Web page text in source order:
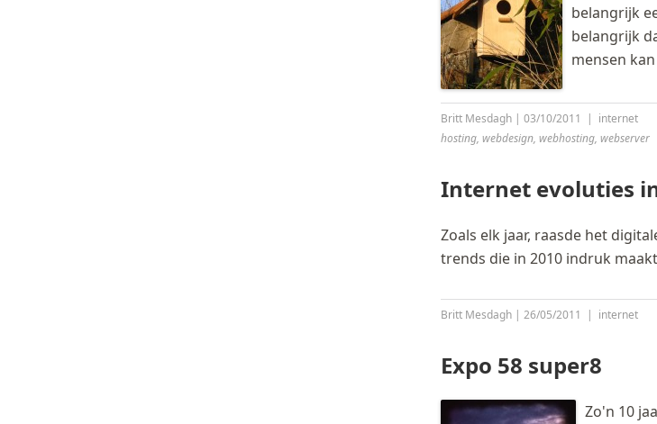
belangrijk
belangrijk
mensen
Britt Mesdagh| 03/10/2011 | internet
hosting, webdesign, webhosting, webserver
Internet evoluties
Zoals elk jaar, raasde het
trends die in 2010 indruk
Britt Mesdagh| 26/05/2011 | internet
Expo 58 super8
Zo'n 10